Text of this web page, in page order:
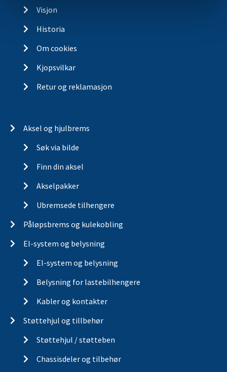
Visjon
Historia
Om cookies
Kjopsvilkar
Retur og reklamasjon
Aksel og hjulbrems
Søk via bilde
Finn din aksel
Akselpakker
Ubremsede tilhengere
Påløpsbrems og kulekobling
El-system og belysning
El-system og belysning
Belysning for lastebilhengere
Kabler og kontakter
Støttehjul og tillbehør
Støttehjul / støtteben
Chassisdeler og tilbehør